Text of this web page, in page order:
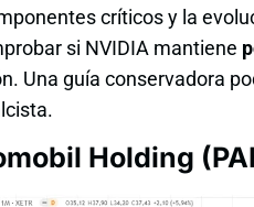
críticos y la
si NVIDIA mantiene
Una guía conservadora
Holding